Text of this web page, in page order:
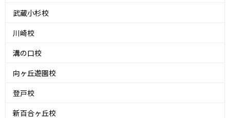
武蔵小杉校
川崎校
溝の口校
向ヶ丘遊園校
登戸校
新百合ヶ丘校